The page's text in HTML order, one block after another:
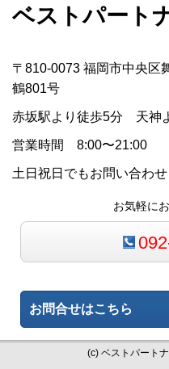
ベストパート
〒810-0073 福岡市中央
鶴801号
赤坂駅より徒歩5分 天神
営業時間 8:00〜21:00
土日祝日でもお問い合わせ
お気軽に
お問合せはこちら
(c) ベストパート